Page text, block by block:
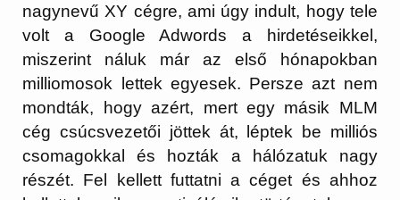
nagynevű XY cégre, ami úgy indult, hogy tele
volt a Google Adwords a hirdetéseikkel,
miszerint náluk már az első hónapokban
milliomosok lettek egyesek. Persze azt nem
mondták, hogy azért, mert egy másik MLM
cég csúcsvezetői jöttek át, léptek be milliós
csomagokkal és hozták a hálózatuk nagy
részét. Fel kellett futtatni a céget és ahhoz